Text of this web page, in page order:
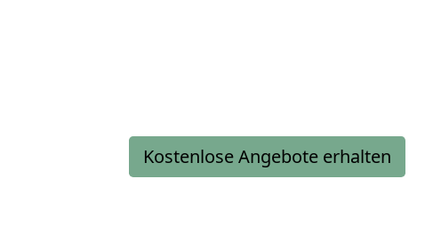
Kostenlose Angebote erhalten